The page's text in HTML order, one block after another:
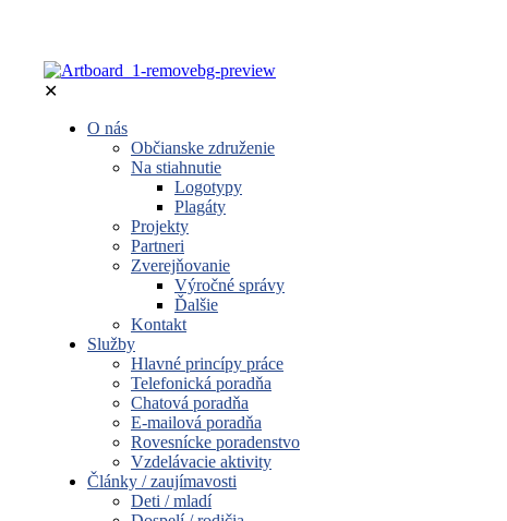
✕
O nás
Občianske združenie
Na stiahnutie
Logotypy
Plagáty
Projekty
Partneri
Zverejňovanie
Výročné správy
Ďalšie
Kontakt
Služby
Hlavné princípy práce
Telefonická poradňa
Chatová poradňa
E-mailová poradňa
Rovesnícke poradenstvo
Vzdelávacie aktivity
Články / zaujímavosti
Deti / mladí